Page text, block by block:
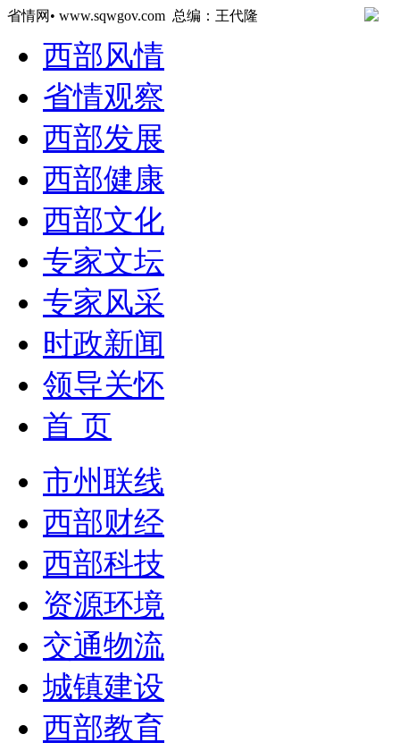
省情网• www.sqwgov.com 总编：王代隆
西部风情
省情观察
西部发展
西部健康
西部文化
专家文坛
专家风采
时政新闻
领导关怀
首 页
市州联线
西部财经
西部科技
资源环境
交通物流
城镇建设
西部教育